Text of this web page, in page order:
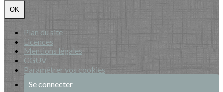
OK
Plan du site
Licences
Mentions légales
CGUV
Paramétrer vos cookies
Se connecter